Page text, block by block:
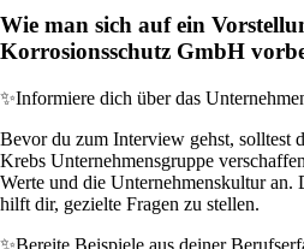
Wie man sich auf ein
Korrosionsschutz GmbH
✨Informiere dich über das
Bevor du zum Interview gehst, solltest
Krebs Unternehmensgruppe
Werte und die Unternehmenskultur an.
hilft dir, gezielte Fragen zu stellen.
✨Bereite Beispiele aus deiner